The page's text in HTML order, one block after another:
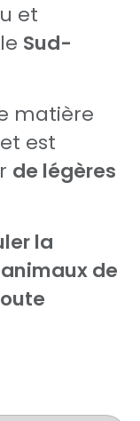
et
Sud-
matière
est
de légères
la
de